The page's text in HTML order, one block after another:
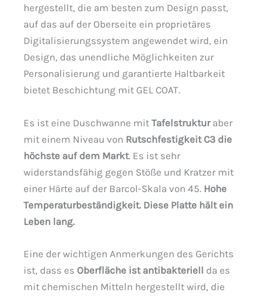
hergestellt, die am besten zum Design passt,
auf das auf der Oberseite ein proprietäres
Digitalisierungssystem angewendet wird, ein
Design, das unendliche Möglichkeiten zur
Personalisierung und garantierte Haltbarkeit
bietet Beschichtung mit GEL COAT.
Es ist eine Duschwanne mit Tafelstrukturaber
mit einem Niveau von Rutschfestigkeit C3 die
höchste auf dem Markt. Es ist sehr
widerstandsfähig gegen Stöße und Kratzer mit
einer Härte auf der Barcol-Skala von 45. Hohe
Temperaturbeständigkeit. Diese Platte hält ein
Leben lang.
Eine der wichtigen Anmerkungen des Gerichts
ist, dass es Oberfläche ist antibakteriell da es
mit chemischen Mitteln hergestellt wird, die